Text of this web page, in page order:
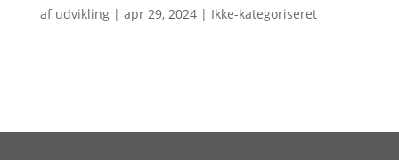
af udvikling| apr 29, 2024| Ikke-kategoriseret